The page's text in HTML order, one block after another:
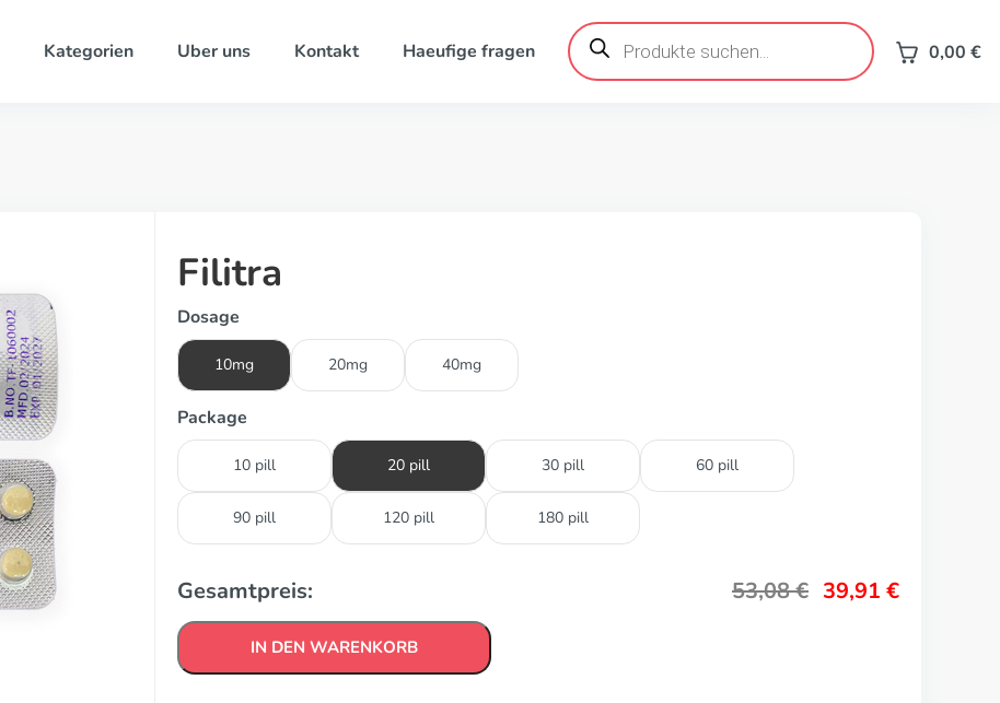
Kategorien Uber uns Kontakt Haeufige fragen
Products
search 0,00 €
Filitra
Dosage
10mg 20mg 40mg
Package
10 pill 20 pill 30 pill 60 pill
90 pill 120 pill 180 pill
Gesamtpreis: 53,08€ 39,91 €
IN DEN WARENKORB